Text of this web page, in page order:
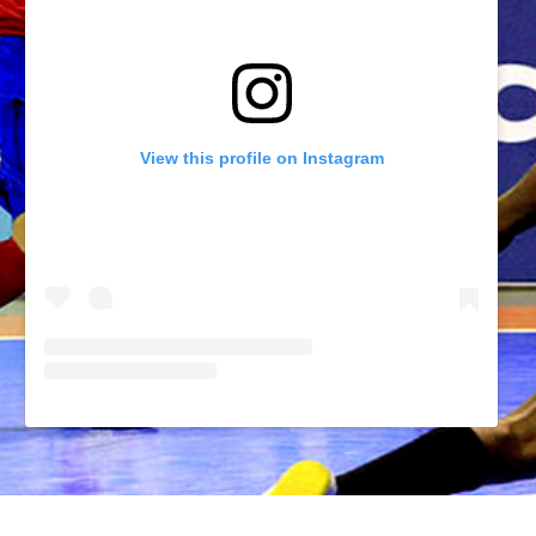
View this profile on Instagram